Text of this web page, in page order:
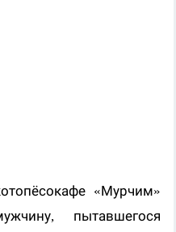
«Мурчим»
пытавшегося